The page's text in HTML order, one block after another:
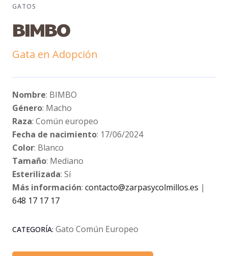
GATOS
BIMBO
Gata en Adopción
Nombre: BIMBO
Género: Macho
Raza: Común europeo
Fecha de nacimiento: 17/06/2024
Color: Blanco
Tamaño: Mediano
Esterilizada: Sí
Más información: contacto@zarpasycolmillos.es |
648 17 17 17
CATEGORÍA: Gato Común Europeo